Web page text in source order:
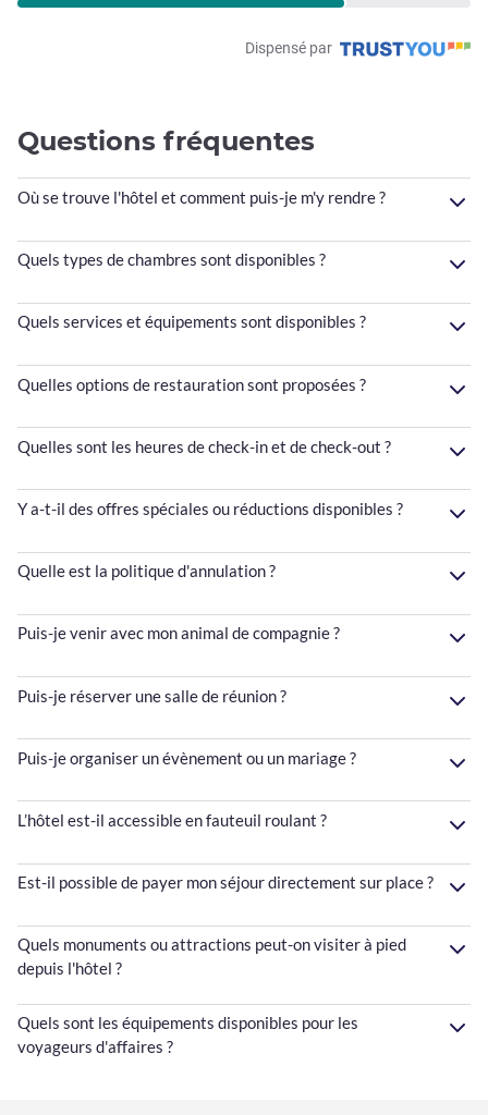
Dispensé par
Questions fréquentes
Où se trouve l'hôtel et comment puis-je m'y rendre ?
Quels types de chambres sont disponibles ?
Quels services et équipements sont disponibles ?
Quelles options de restauration sont proposées ?
Quelles sont les heures de check-in et de check-out ?
Y a-t-il des offres spéciales ou réductions disponibles ?
Quelle est la politique d'annulation ?
Puis-je venir avec mon animal de compagnie ?
Puis-je réserver une salle de réunion ?
Puis-je organiser un évènement ou un mariage ?
L’hôtel est-il accessible en fauteuil roulant ?
Est-il possible de payer mon séjour directement sur place ?
Quels monuments ou attractions peut-on visiter à pied
depuis l'hôtel ?
Quels sont les équipements disponibles pour les
voyageurs d'affaires ?